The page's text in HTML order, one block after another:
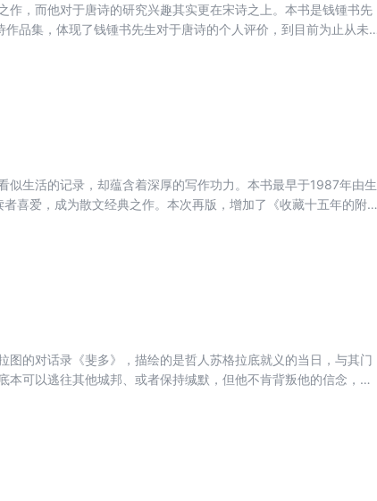
，而他对于唐诗的研究兴趣其实更在宋诗之上。本书是钱锺书先
品集，体现了钱锺书先生对于唐诗的个人评价，到目前为止从未
似生活的记录，却蕴含着深厚的写作功力。本书最早于1987年由生
喜爱，成为散文经典之作。本次再版，增加了《收藏十五年的附
图的对话录《斐多》，描绘的是哲人苏格拉底就义的当日，与其门
可以逃往其他城邦、或者保持缄默，但他不肯背叛他的信念，就